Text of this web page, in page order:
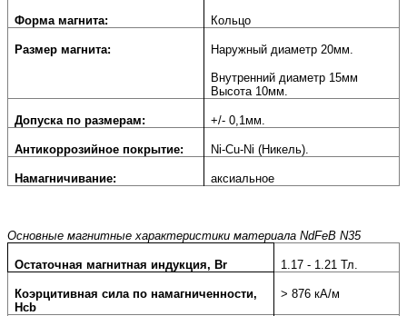
Форма магнита: Кольцо
Размер магнита: Наружный диаметр 20мм.
Внутренний диаметр 15мм
Высота 10мм.
Допуска по размерам: +/- 0,1мм.
Антикоррозийное покрытие: Ni-Cu-Ni (Никель).
Намагничивание: аксиальное
Основные магнитные характеристики материала NdFeB N35
Остаточная магнитная индукция, Br 1.17 - 1.21 Тл.
Коэрцитивная сила по намагниченности,
Hcb
> 876 кА/м